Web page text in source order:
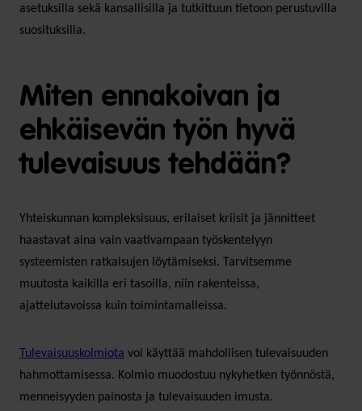
asetuksilla sekä kansallisilla ja tutkittuun tietoon perustuvilla
suosituksilla.
Miten ennakoivan ja
ehkäisevän työn hyvä
tulevaisuus tehdään?
Yhteiskunnan kompleksisuus, erilaiset kriisit ja jännitteet
haastavat aina vain vaativampaan työskentelyyn
systeemisten ratkaisujen löytämiseksi. Tarvitsemme
muutosta kaikilla eri tasoilla, niin rakenteissa,
ajattelutavoissa kuin toimintamalleissa.
Tulevaisuuskolmiota voi käyttää mahdollisen tulevaisuuden
hahmottamisessa. Kolmio muodostuu nykyhetken työnnöstä,
menneisyyden painosta ja tulevaisuuden imusta.